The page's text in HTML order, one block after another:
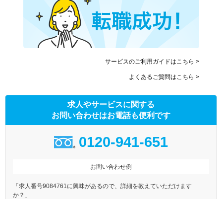
サービスのご利用ガイドはこちら >
よくあるご質問はこちら >
求人やサービスに関する
お問い合わせはお電話も便利です
0120-941-651
お問い合わせ例
「求人番号9084761に興味があるので、詳細を教えていただけます
か？」